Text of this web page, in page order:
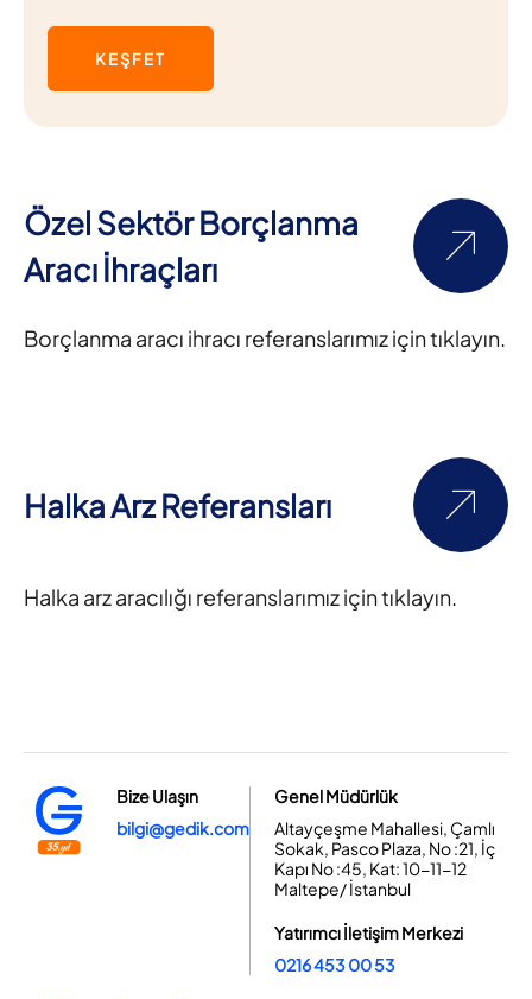
KEŞFET
Özel Sektör Borçlanma
Aracı İhraçları
Borçlanma aracı ihracı referanslarımız için tıklayın.
Halka Arz Referansları
Halka arz aracılığı referanslarımız için tıklayın.
Bize Ulaşın
bilgi@gedik.com
Genel Müdürlük
Altayçeşme Mahallesi, Çamlı
Sokak, Pasco Plaza, No :21, İç
Kapı No :45, Kat: 10-11-12
Maltepe/ İstanbul
Yatırımcı İletişim Merkezi
0216 453 00 53